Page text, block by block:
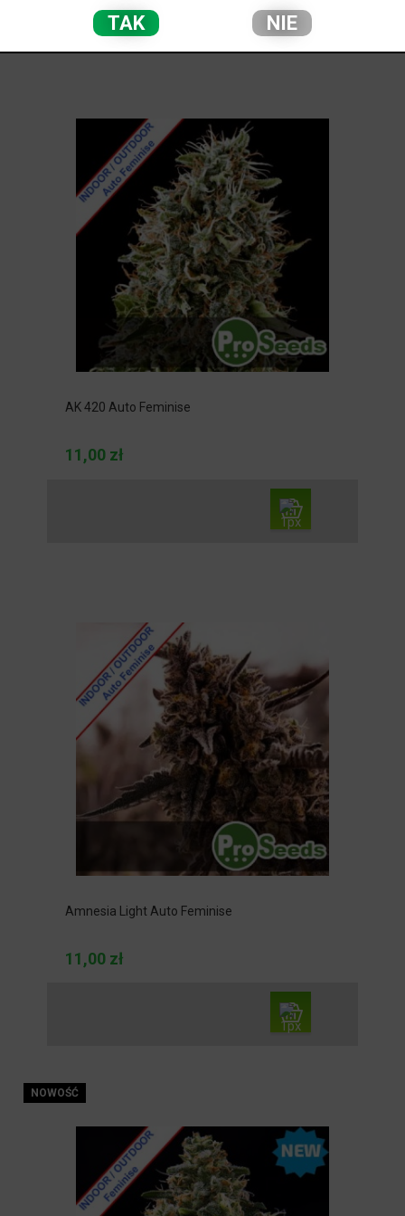
PRODUCENT PROSEEDS - NASIONA AUTO
FEMINIZOWANE
AK 420 Auto Feminise
11,00 zł
Amnesia Light Auto Feminise
11,00 zł
NOWOŚĆ
TAK NIE